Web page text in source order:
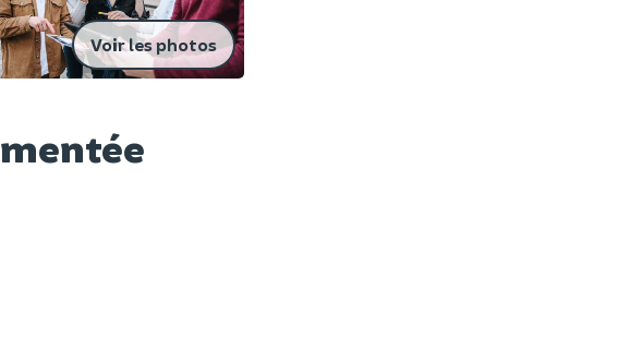
Voir les photos